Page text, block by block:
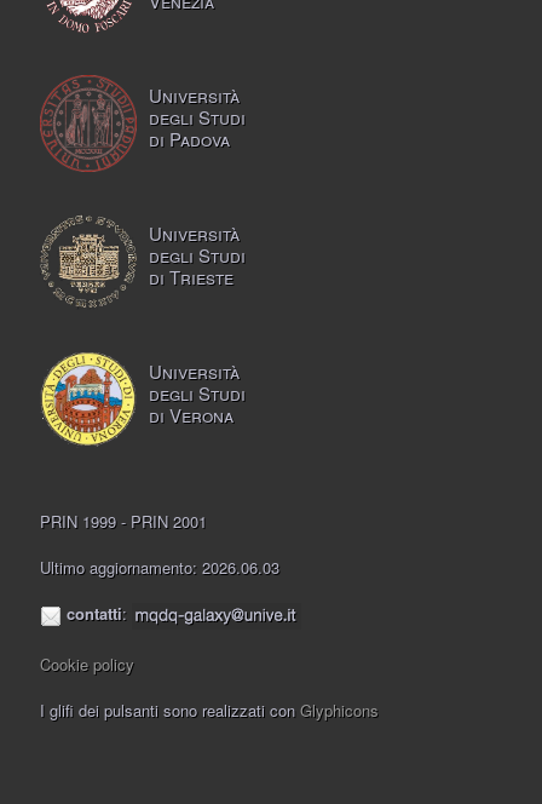
Università
degli Studi
di Padova
Università
degli Studi
di Trieste
Università
degli Studi
di Verona
PRIN 1999 - PRIN 2001
Ultimo aggiornamento: 2026.06.03
contatti:
Cookie policy
I glifi dei pulsanti sono realizzati conGlyphicons